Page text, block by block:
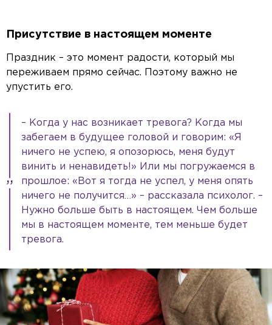
Присутствие в настоящем моменте
Праздник – это момент радости, который мы
переживаем прямо сейчас. Поэтому важно не
упустить его.
– Когда у нас возникает тревога? Когда мы
забегаем в будущее головой и говорим: «Я
ничего не успею, я опозорюсь, меня будут
винить и ненавидеть!» Или мы погружаемся в
прошлое: «Вот я тогда не успел, у меня опять
ничего не получится…» – рассказала психолог. –
Нужно больше быть в настоящем. Чем больше
мы в настоящем моменте, тем меньше будет
тревога.